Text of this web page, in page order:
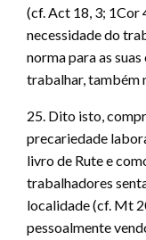
(cf. Act 18, 3; 1Cor
necessidade do
norma para as
trabalhar, também
25. Dito isto,
precariedade
livro de Rute e
trabalhadores
localidade (cf. Mt
pessoalmente